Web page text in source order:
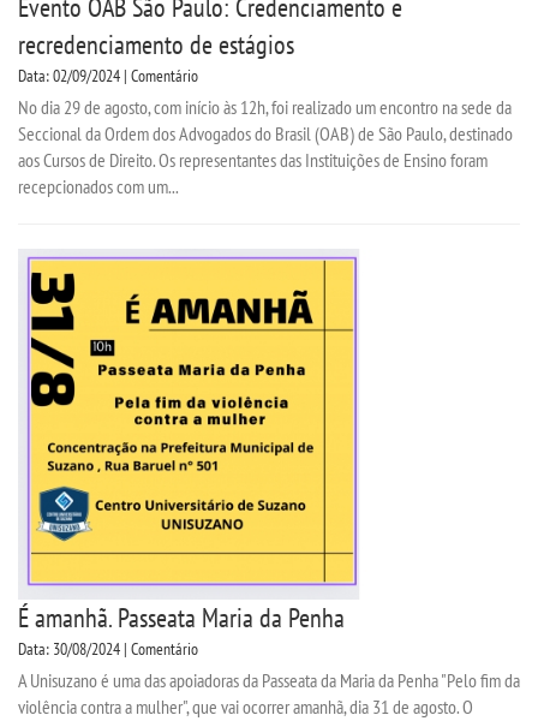
Evento OAB São Paulo: Credenciamento e
recredenciamento de estágios
Data: 02/09/2024 | Comentário
No dia 29 de agosto, com início às 12h, foi realizado um encontro na sede da
Seccional da Ordem dos Advogados do Brasil (OAB) de São Paulo, destinado
aos Cursos de Direito. Os representantes das Instituições de Ensino foram
recepcionados com um...
É amanhã. Passeata Maria da Penha
Data: 30/08/2024 | Comentário
A Unisuzano é uma das apoiadoras da Passeata da Maria da Penha "Pelo fim da
violência contra a mulher", que vai ocorrer amanhã, dia 31 de agosto. O